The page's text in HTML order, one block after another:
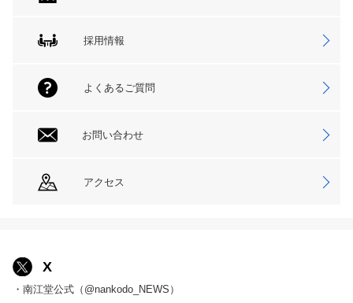
採用情報
よくあるご質問
お問い合わせ
アクセス
X
・南江堂公式（@nankodo_NEWS）